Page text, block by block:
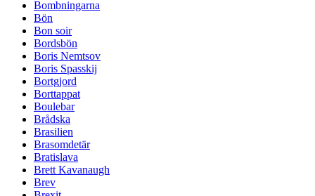
Bombningarna
Bön
Bon soir
Bordsbön
Boris Nemtsov
Boris Spasskij
Bortgjord
Borttappat
Boulebar
Brådska
Brasilien
Brasomdetär
Bratislava
Brett Kavanaugh
Brev